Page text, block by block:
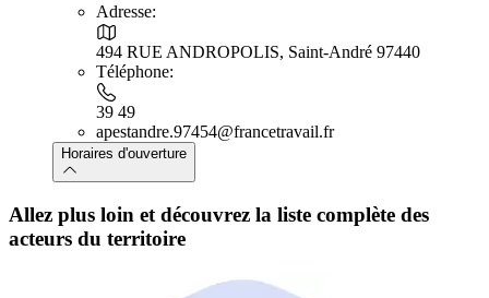
Adresse:
494 RUE ANDROPOLIS, Saint-André 97440
Téléphone:
39 49
apestandre.97454@francetravail.fr
Horaires d'ouverture
Allez plus loin et découvrez la liste complète des
acteurs du territoire